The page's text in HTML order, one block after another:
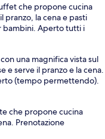
che propone cucina
pranzo, la cena e pasti
bambini. Aperto tutti i
una magnifica vista sul
e serve il pranzo e la cena.
(tempo permettendo).
che propone cucina
Prenotazione